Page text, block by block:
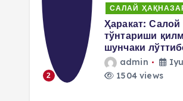
2
САЛАЙ
Ҳаракат:
тўнтариши
шунчаки
admin
1504 views